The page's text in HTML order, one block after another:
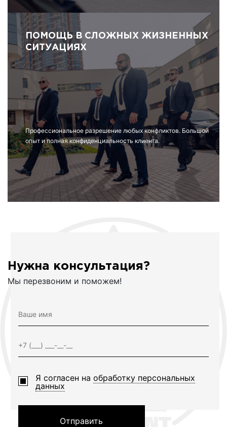
ПОМОЩЬ В СЛОЖНЫХ ЖИЗНЕННЫХ
СИТУАЦИЯХ
Профессиональное разрешение любых конфликтов. Большой
опыт и полная конфиденциальность клиента.
Нужна консультация?
Мы перезвоним и поможем!
Я согласен на обработку персональных
данных
Отправить